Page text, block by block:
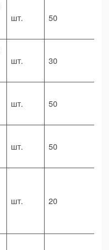
шт. 50
шт. 30
шт. 50
шт. 50
шт. 20